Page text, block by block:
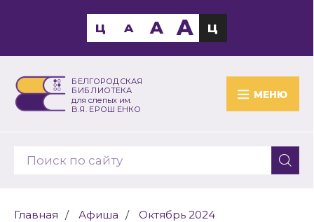
БЕЛГОРОДСКАЯ
БИБЛИОТЕКА
для слепых им.
В.Я. ЕРОШЕНКО
МЕНЮ
Ц A A A Ц
Главная Афиша
Октябрь 2024